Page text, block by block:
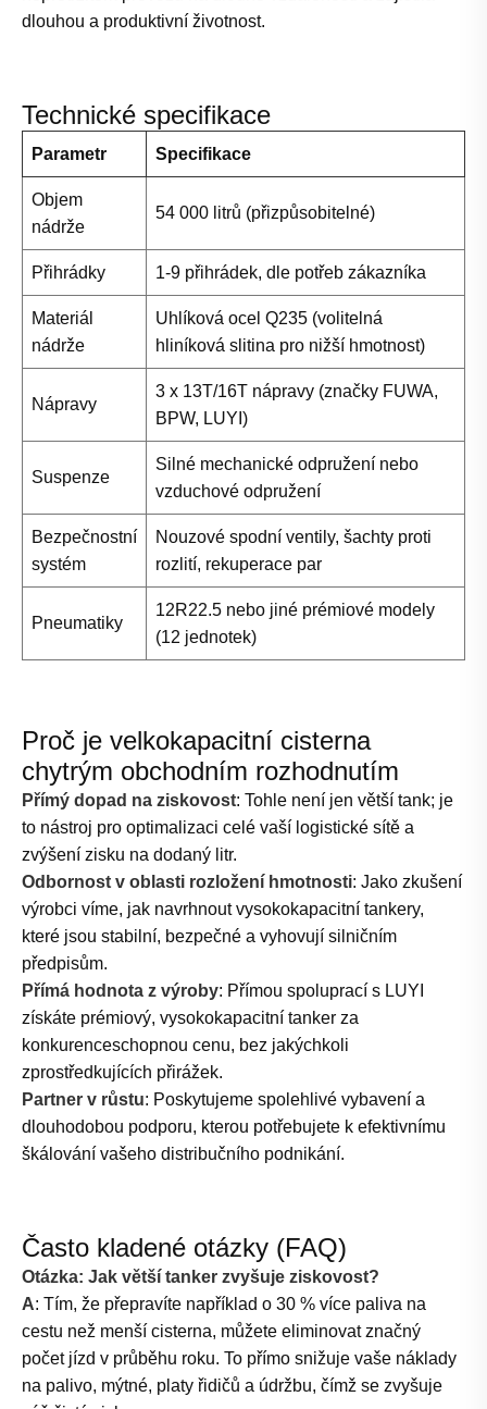
dlouhou a produktivní životnost.
Technické specifikace
Parametr Specifikace
Objem
nádrže
54 000 litrů (přizpůsobitelné)
Přihrádky 1-9 přihrádek, dle potřeb zákazníka
Materiál
nádrže
Uhlíková ocel Q235 (volitelná
hliníková slitina pro nižší hmotnost)
Nápravy
3 x 13T/16T nápravy (značky FUWA,
BPW, LUYI)
Suspenze
Silné mechanické odpružení nebo
vzduchové odpružení
Bezpečnostní
systém
Nouzové spodní ventily, šachty proti
rozlití, rekuperace par
Pneumatiky
12R22.5 nebo jiné prémiové modely
(12 jednotek)
Proč je velkokapacitní cisterna
chytrým obchodním rozhodnutím
Přímý dopad na ziskovost: Tohle není jen větší tank; je
to nástroj pro optimalizaci celé vaší logistické sítě a
zvýšení zisku na dodaný litr.
Odbornost v oblasti rozložení hmotnosti: Jako zkušení
výrobci víme, jak navrhnout vysokokapacitní tankery,
které jsou stabilní, bezpečné a vyhovují silničním
předpisům.
Přímá hodnota z výroby: Přímou spoluprací s LUYI
získáte prémiový, vysokokapacitní tanker za
konkurenceschopnou cenu, bez jakýchkoli
zprostředkujících přirážek.
Partner v růstu: Poskytujeme spolehlivé vybavení a
dlouhodobou podporu, kterou potřebujete k efektivnímu
škálování vašeho distribučního podnikání.
Často kladené otázky (FAQ)
Otázka: Jak větší tanker zvyšuje ziskovost?
A: Tím, že přepravíte například o 30 % více paliva na
cestu než menší cisterna, můžete eliminovat značný
počet jízd v průběhu roku. To přímo snižuje vaše náklady
na palivo, mýtné, platy řidičů a údržbu, čímž se zvyšuje